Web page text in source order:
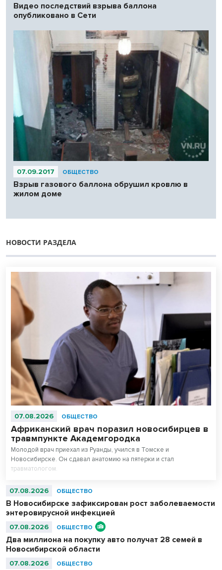
Видео последствий взрыва баллона
опубликовано в Сети
07.09.2017 ОБЩЕСТВО
Взрыв газового баллона обрушил кровлю в
жилом доме
НОВОСТИ РАЗДЕЛА
07.08.2026 ОБЩЕСТВО
Африканский врач поразил новосибирцев в
травмпункте Академгородка
Молодой врач приехал из Руанды, учился в Томске и
Новосибирске. Он сдавал анатомию на пятерки и стал
травматологом.
07.08.2026 ОБЩЕСТВО
В Новосибирске зафиксирован рост заболеваемости
энтеровирусной инфекцией
07.08.2026 ОБЩЕСТВО
Два миллиона на покупку авто получат 28 семей в
Новосибирской области
07.08.2026 ОБЩЕСТВО